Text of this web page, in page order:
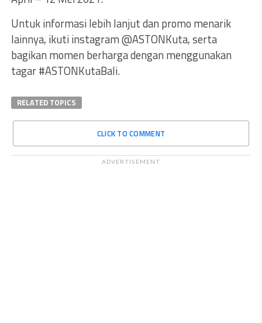
Untuk informasi lebih lanjut dan promo menarik
lainnya, ikuti instagram @ASTONKuta, serta
bagikan momen berharga dengan menggunakan
tagar #ASTONKutaBali.
RELATED TOPICS
CLICK TO COMMENT
ADVERTISEMENT